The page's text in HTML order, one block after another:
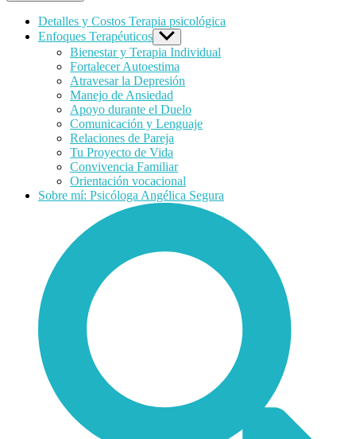
Detalles y Costos Terapia psicológica
Enfoques Terapéuticos Show
sub
menu
Bienestar y Terapia Individual
Fortalecer Autoestima
Atravesar la Depresión
Manejo de Ansiedad
Apoyo durante el Duelo
Comunicación y Lenguaje
Relaciones de Pareja
Tu Proyecto de Vida
Convivencia Familiar
Orientación vocacional
Sobre mí: Psicóloga Angélica Segura